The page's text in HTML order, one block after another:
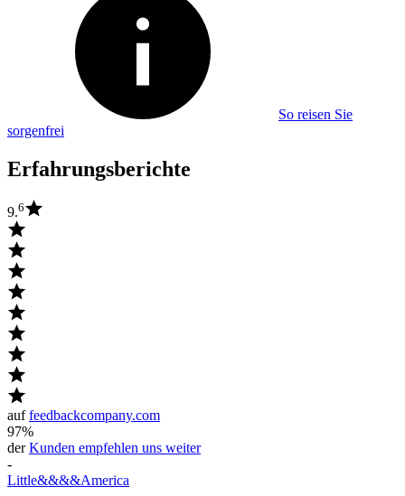
So reisen Sie
sorgenfrei
Erfahrungsberichte
9.6
auffeedbackcompany.com
97%
derKunden empfehlen uns weiter
-
Little&&&&America